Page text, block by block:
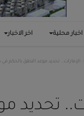
اخبار محلية اخر الاخبار
الإمارات.. تحديد موعد النطق بالحكم في